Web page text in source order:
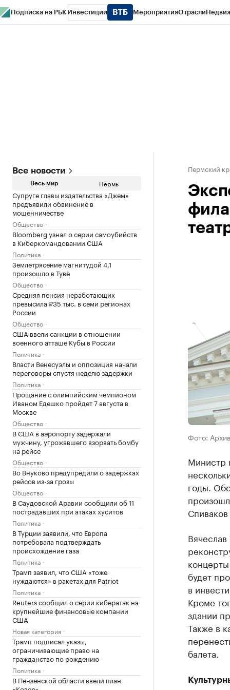
Подписка на РБК Инвестиции МероприятияОтрасли
Все новости
Весь мир Пермь
Супруге главы издательства «Джем»
предъявили обвинение в
мошенничестве
Общество
Bloomberg узнал о серии самоубийств
в Киберкомандовании США
Политика
Землетрясение магнитудой 4,1
произошло в Туве
Общество
Средняя пенсия неработающих
превысила ₽35 тыс. в семи регионах
России
Общество
США ввели санкции в отношении
военного атташе Кубы в России
Политика
Власти Венесуэлы и оппозиция начали
переговоры спустя неделю задержки
Политика
Прощание с олимпийским чемпионом
Иваном Едешко пройдет 7 августа в
Москве
Общество
В США в аэропорту задержали
мужчину, угрожавшего взорвать бомбу
на рейсе
Общество
Во Внуково предупредили о задержках
рейсов из-за грозы
Общество
В Саудовской Аравии сообщили об 11
пострадавших при атаках хуситов
Политика
В Турции заявили, что Европа
потребовала подтверждать
происхождение газа
Политика
Трамп заявил, что США «тоже
нуждаются» в ракетах для Patriot
Политика
Reuters сообщил о серии кибератак на
крупнейшие финансовые компании
США
Новая категория
Трамп подписал указы,
ограничивающие право на
гражданство по рождению
Политика
В Пензенской области ввели план
Пермский
Фото:
Министр
годы.
будет
в
Кроме
здании
Также в
балета.